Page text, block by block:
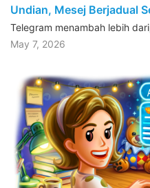
Undian, Mesej Berjadual
Telegram menambah lebih
May 7, 2026